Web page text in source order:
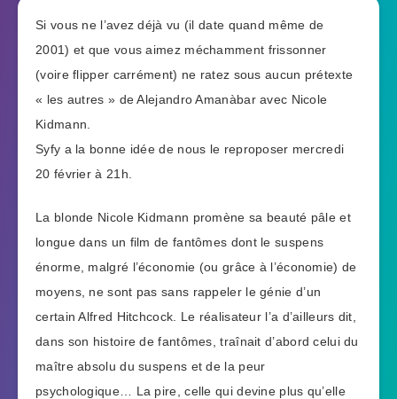
Si vous ne l’avez déjà vu (il date quand même de
2001) et que vous aimez méchamment frissonner
(voire flipper carrément) ne ratez sous aucun prétexte
« les autres » de Alejandro Amanàbar avec Nicole
Kidmann.
Syfy a la bonne idée de nous le reproposer mercredi
20 février à 21h.
La blonde Nicole Kidmann promène sa beauté pâle et
longue dans un film de fantômes dont le suspens
énorme, malgré l’économie (ou grâce à l’économie) de
moyens, ne sont pas sans rappeler le génie d’un
certain Alfred Hitchcock. Le réalisateur l’a d’ailleurs dit,
dans son histoire de fantômes, traînait d’abord celui du
maître absolu du suspens et de la peur
psychologique… La pire, celle qui devine plus qu’elle